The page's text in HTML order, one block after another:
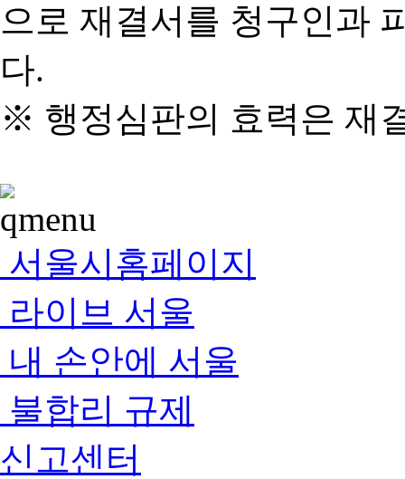
으로 재결서를 청구인과
다.
※ 행정심판의 효력은 재
서울시홈페이지
라이브 서울
내 손안에 서울
불합리 규제
신고센터